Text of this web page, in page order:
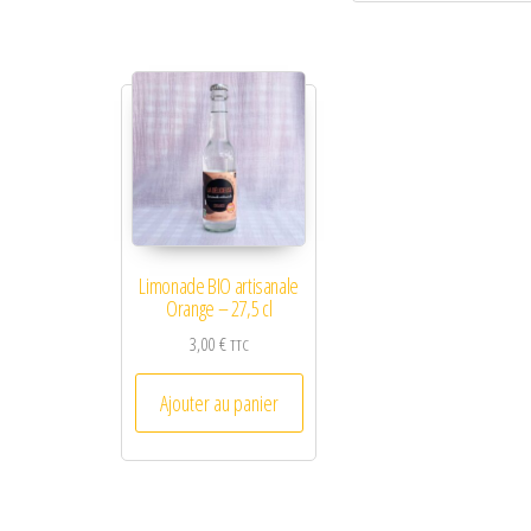
Limonade BIO artisanale
Orange – 27,5 cl
3,00€TTC
Ajouter au panier